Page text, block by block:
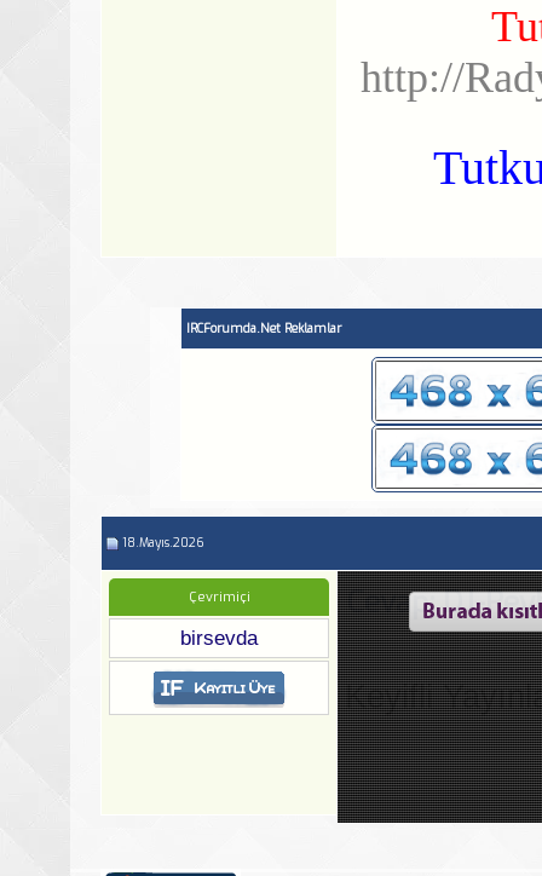
http://
IRCForumda.Net Reklamlar
18.Mayıs.2026
Çevrimiçi
birsevda
Cevap: DJ-
Keyifli